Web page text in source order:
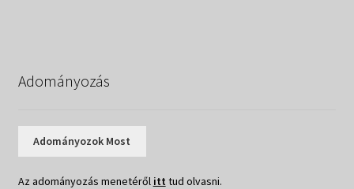
Adományozás
Adományozok Most
Az adományozás menetéről itt tud olvasni.